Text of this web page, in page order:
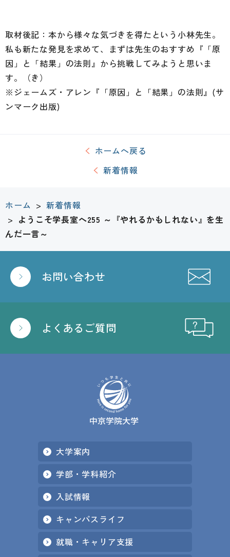
取材後記：本から様々な気づきを得たという小林先生。
私も新たな発見を求めて、まずは先生のおすすめ『「原
因」と「結果」の法則』から挑戦してみようと思いま
す。（き）
※ジェームズ・アレン『「原因」と「結果」の法則』(サ
ンマーク出版)
新着情報
ホームへ戻る
ホーム >新着情報
> ようこそ学長室へ255 ～『やれるかもしれない』を生
んだ一言～
お問い合わせ
よくあるご質問
大学案内
学部・学科紹介
入試情報
キャンパスライフ
就職・キャリア支援